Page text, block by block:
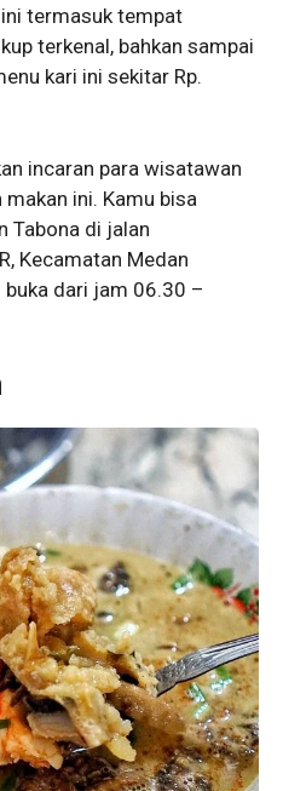
termasuk tempat
terkenal, bahkan sampai
kari ini sekitar Rp.
incaran para wisatawan
ini. Kamu bisa
Tabona di jalan
Kecamatan Medan
buka dari jam 06.30 –